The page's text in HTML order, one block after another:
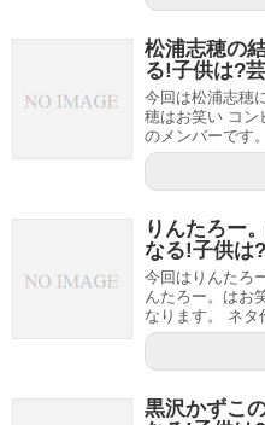
松浦志穂の
る!子供は?
今回は松浦志穂
穂はお笑い コン
のメンバーです
りんたろー
なる!子供は
今回はりんたろ
んたろー。はお
なります。 ネタ
黒沢かずこ